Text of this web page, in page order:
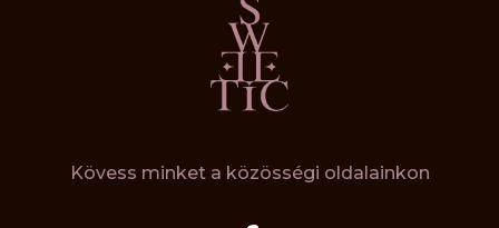
Kövess minket a közösségi oldalainkon